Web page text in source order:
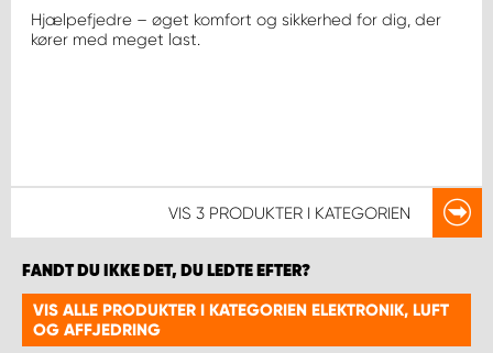
Hjælpefjedre – øget komfort og sikkerhed for dig, der
kører med meget last.
VIS 3 PRODUKTER I KATEGORIEN
FANDT DU IKKE DET, DU LEDTE EFTER?
VIS ALLE PRODUKTER I KATEGORIEN ELEKTRONIK, LUFT
OG AFFJEDRING